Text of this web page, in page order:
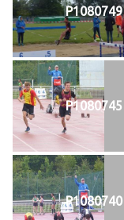
P1080749
P1080745
P1080740